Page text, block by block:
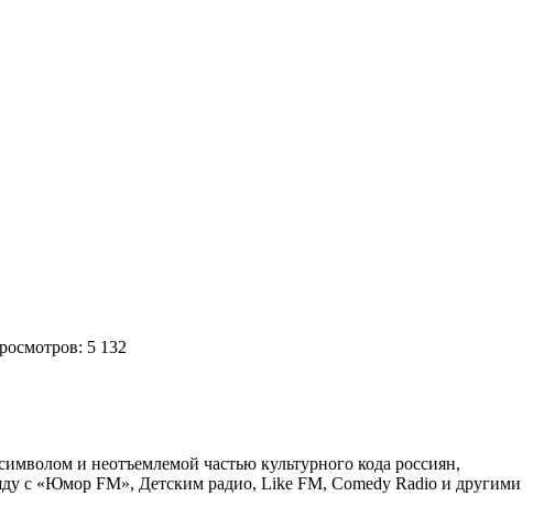
5 132
и неотъемлемой частью культурного кода россиян,
с «Юмор FM», Детским радио, Like FM, Comedy Radio и другими